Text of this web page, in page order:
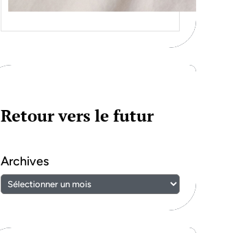
Retour vers le futur
Archives